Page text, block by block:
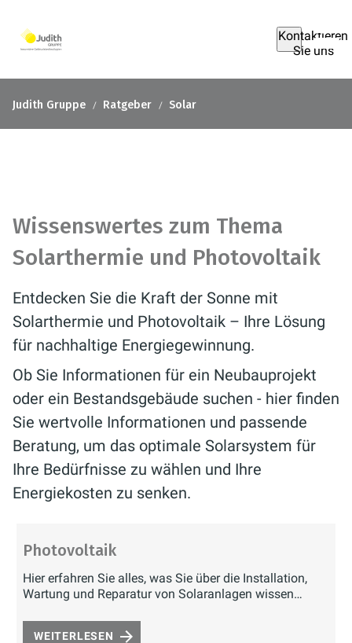
Kontaktieren
Sie uns
Judith Gruppe Ratgeber Solar
Wissenswertes zum Thema
Solarthermie und Photovoltaik
Entdecken Sie die Kraft der Sonne mit
Solarthermie und Photovoltaik – Ihre Lösung
für nachhaltige Energiegewinnung.
Ob Sie Informationen für ein Neubauprojekt
oder ein Bestandsgebäude suchen - hier finden
Sie wertvolle Informationen und passende
Beratung, um das optimale Solarsystem für
Ihre Bedürfnisse zu wählen und Ihre
Energiekosten zu senken.
Photovoltaik
Hier erfahren Sie alles, was Sie über die Installation,
Wartung und Reparatur von Solaranlagen wissen
WEITERLESEN